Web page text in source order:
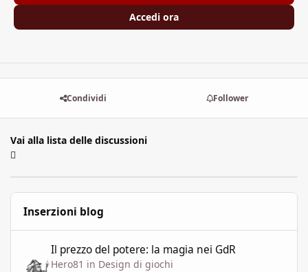
Accedi ora
Condividi Follower
Vai alla lista delle discussioni
Inserzioni blog
Il prezzo del potere: la magia nei GdR
Hero81 in Design di giochi